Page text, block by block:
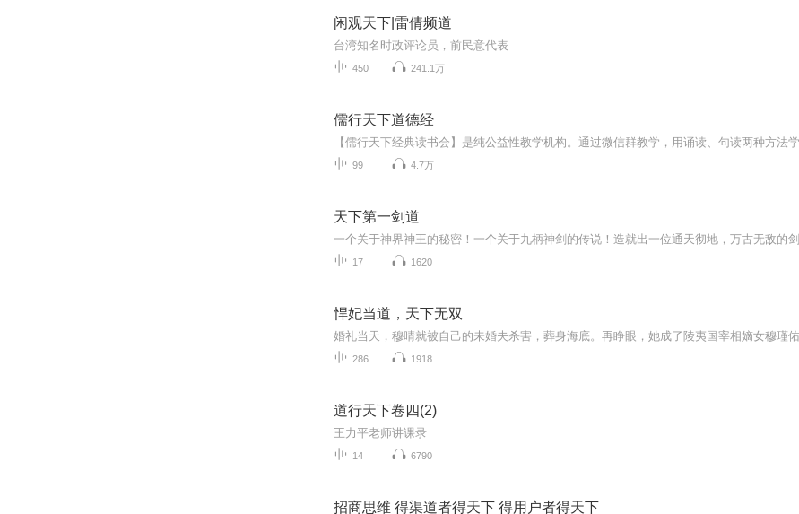
闲观天下|雷倩频道
台湾知名时政评论员，前民意代表
450 241.1万
儒行天下道德经
99 4.7万
天下第一剑道
17 1620
悍妃当道，天下无双
286 1918
道行天下卷四(2)
王力平老师讲课录
14 6790
招商思维 得渠道者得天下 得用户者得天下